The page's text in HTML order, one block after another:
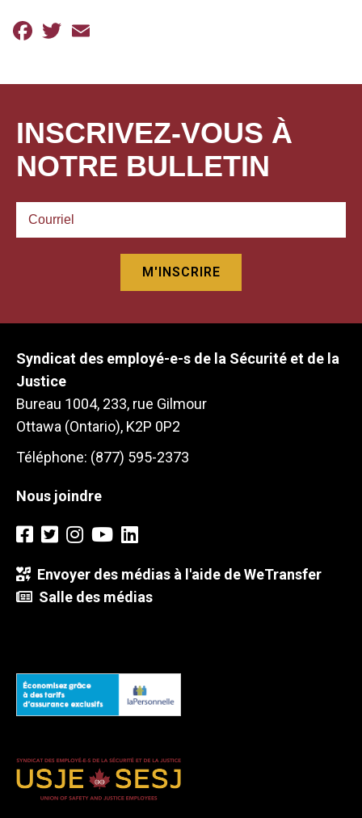
Facebook
Twitter
INSCRIVEZ-VOUS À
NOTRE BULLETIN
Syndicat des employé-e-s de la Sécurité et de la
Justice
Bureau 1004, 233, rue Gilmour
Ottawa (Ontario), K2P 0P2
Téléphone: (877) 595-2373
Nous joindre
Envoyer des médias à l'aide de WeTransfer
Salle des médias